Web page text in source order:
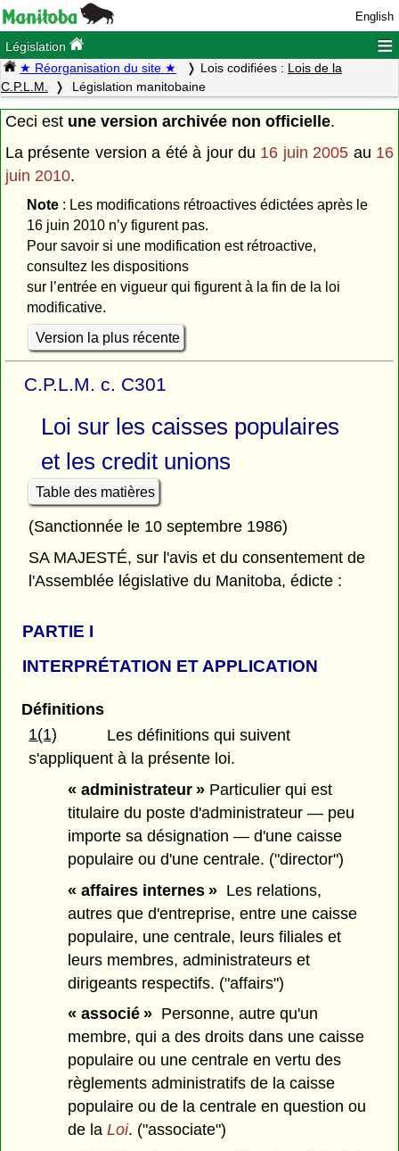
English
Législation ≡
★ Réorganisation du site ★ Lois codifiées : Lois de la
C.P.L.M.
Législation manitobaine
Ceci est une version archivée non officielle.
La présente version a été à jour du 16 juin 2005 au 16
juin 2010.
Note: Les modifications rétroactives édictées après le
16 juin 2010 n’y figurent pas.
Pour savoir si une modification est rétroactive,
consultez les dispositions
sur l’entrée en vigueur qui figurent à la fin de la loi
modificative.
Version la plus récente
C.P.L.M. c. C301
Loi sur les caisses populaires
et les credit unions
Table des matières
(Sanctionnée le 10 septembre 1986)
SA MAJESTÉ, sur l'avis et du consentement de
l'Assemblée législative du Manitoba, édicte :
PARTIE I
INTERPRÉTATION ET APPLICATION
Définitions
1(1)
Les définitions qui suivent
s'appliquent à la présente loi.
« administrateur » Particulier qui est
titulaire du poste d'administrateur — peu
importe sa désignation — d'une caisse
populaire ou d'une centrale. ("director")
« affaires internes » Les relations,
autres que d'entreprise, entre une caisse
populaire, une centrale, leurs filiales et
leurs membres, administrateurs et
dirigeants respectifs. ("affairs")
« associé » Personne, autre qu'un
membre, qui a des droits dans une caisse
populaire ou une centrale en vertu des
règlements administratifs de la caisse
populaire ou de la centrale en question ou
de laLoi. ("associate")